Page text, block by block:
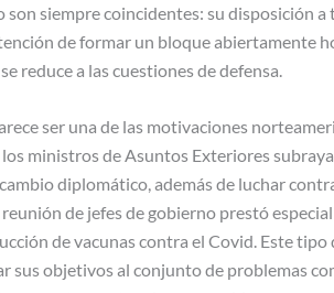
son siempre coincidentes: su disposición
de formar un bloque abiertamente
reduce a las cuestiones de defensa.
ser una de las motivaciones
ministros de Asuntos Exteriores
diplomático, además de luchar
de jefes de gobierno prestó
de vacunas contra el Covid. Este tipo
sus objetivos al conjunto de problemas